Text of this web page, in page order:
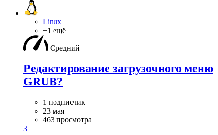
Linux
+1 ещё
Средний
Редактирование загрузочного меню
GRUB?
1 подписчик
23 мая
463 просмотра
3